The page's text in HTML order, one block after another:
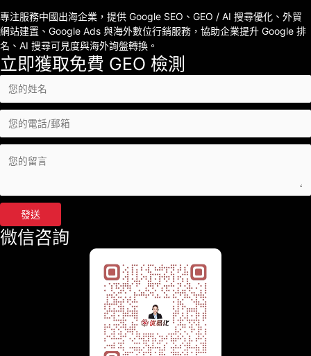
專注服務中國出海企業，提供 Google SEO、GEO / AI 搜尋優化、外貿
網站建置、Google Ads 與海外數位行銷服務，協助企業提升 Google 排
名、AI 搜尋可見度與海外詢盤轉換。
立即獲取免費 GEO 檢測
發送
微信咨詢